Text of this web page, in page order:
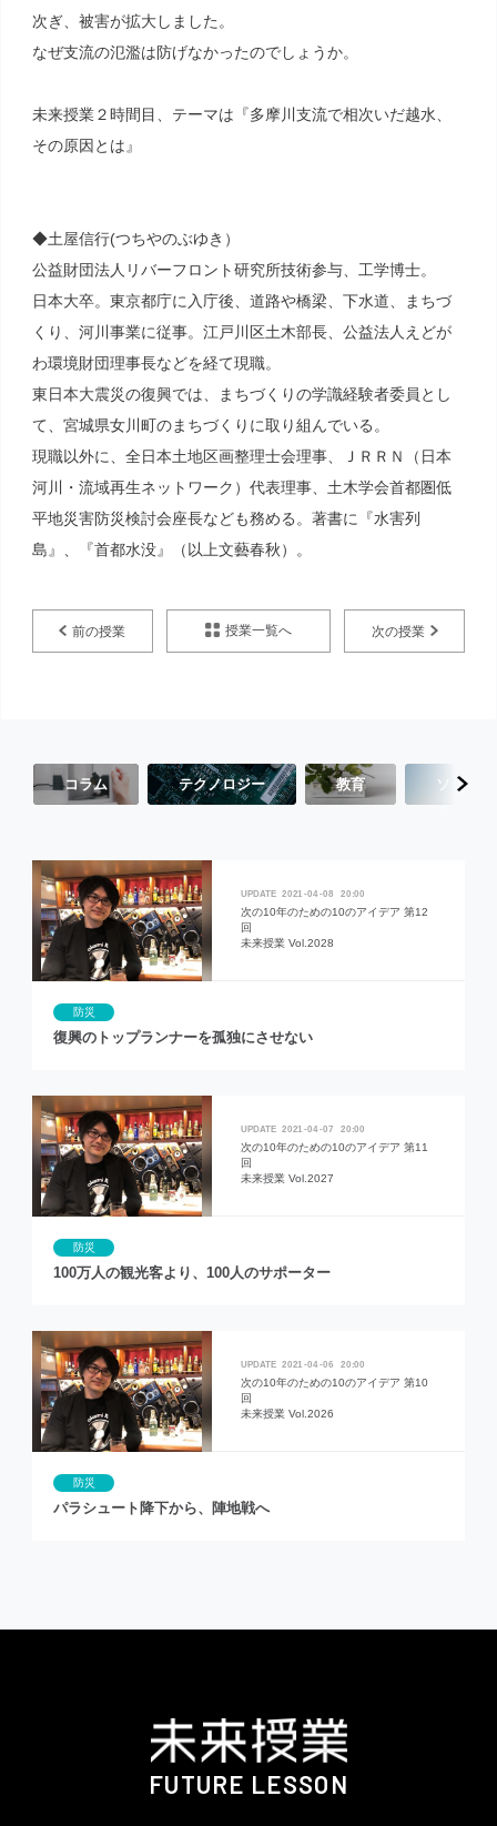
次ぎ、被害が拡大しました。
なぜ支流の氾濫は防げなかったのでしょうか。
未来授業２時間目、テーマは『多摩川支流で相次いだ越水、
その原因とは』
◆土屋信行(つちやのぶゆき）
公益財団法人リバーフロント研究所技術参与、工学博士。
日本大卒。東京都庁に入庁後、道路や橋梁、下水道、まちづ
くり、河川事業に従事。江戸川区土木部長、公益法人えどが
わ環境財団理事長などを経て現職。
東日本大震災の復興では、まちづくりの学識経験者委員とし
て、宮城県女川町のまちづくりに取り組んでいる。
現職以外に、全日本土地区画整理士会理事、ＪＲＲＮ（日本
河川・流域再生ネットワーク）代表理事、土木学会首都圏低
平地災害防災検討会座長なども務める。著書に『水害列
島』、『首都水没』（以上文藝春秋）。
前の授業 授業一覧へ 次の授業
コラム テクノロジー 教育 ソーシャ
2021 04 08 20:00
次の10年のための10のアイデア 第12
回
未来授業 Vol.2028
防災
復興のトップランナーを孤独にさせない
2021 04 07 20:00
次の10年のための10のアイデア 第11
回
未来授業 Vol.2027
防災
100万人の観光客より、100人のサポーター
2021 04 06 20:00
次の10年のための10のアイデア 第10
回
未来授業 Vol.2026
防災
パラシュート降下から、陣地戦へ
FUTURE LESSON